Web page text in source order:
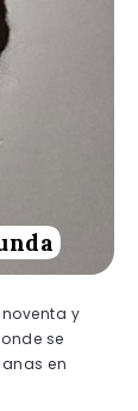
y
se
en